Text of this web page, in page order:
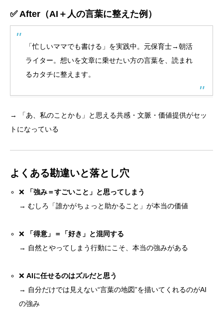
✅ After（AI＋人の言葉に整えた例）
「忙しいママでも書ける」を実践中。元保育士→朝活
ライター。想いを文章に乗せたい方の言葉を、読まれ
るカタチに整えます。
→ 「あ、私のことかも」と思える共感・文脈・価値提供がセッ
トになっている
よくある勘違いと落とし穴
❌
「強み＝すごいこと」と思ってしまう
→ むしろ「誰かがちょっと助かること」が本当の価値
❌
「得意」＝「好き」と混同する
→ 自然とやってしまう行動にこそ、本当の強みがある
❌AIに任せるのはズルだと思う
→ 自分だけでは見えない“言葉の地図”を描いてくれるのがAI
の強み